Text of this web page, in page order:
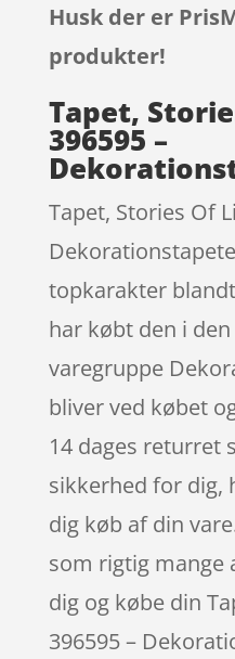
Husk der er
produkter!
Tapet,
396595 –
Tapet, Stories Of
topkarakter
har købt den i
varegruppe
bliver ved købet
14 dages returret
sikkerhed for dig,
dig køb af din
som rigtig mange
dig og købe din
396595 –